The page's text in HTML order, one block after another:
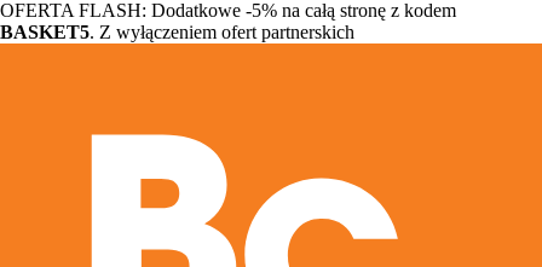
OFERTA FLASH: Dodatkowe -5% na całą stronę z kodem
BASKET5. Z wyłączeniem ofert partnerskich